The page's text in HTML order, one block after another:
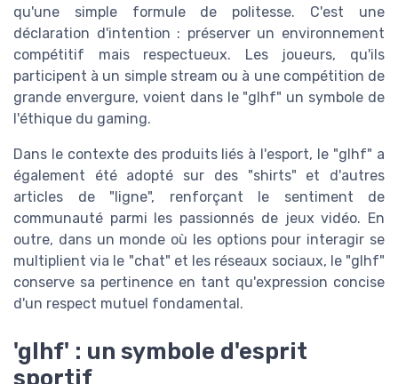
qu'une simple formule de politesse. C'est une
déclaration d'intention : préserver un environnement
compétitif mais respectueux. Les joueurs, qu'ils
participent à un simple stream ou à une compétition de
grande envergure, voient dans le "glhf" un symbole de
l'éthique du gaming.
Dans le contexte des produits liés à l'esport, le "glhf" a
également été adopté sur des "shirts" et d'autres
articles de "ligne", renforçant le sentiment de
communauté parmi les passionnés de jeux vidéo. En
outre, dans un monde où les options pour interagir se
multiplient via le "chat" et les réseaux sociaux, le "glhf"
conserve sa pertinence en tant qu'expression concise
d'un respect mutuel fondamental.
'glhf' : un symbole d'esprit
sportif